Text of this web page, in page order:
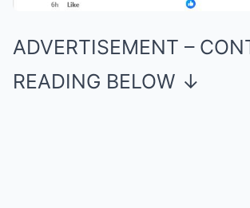
ADVERTISEMENT –
READING BELOW ↓